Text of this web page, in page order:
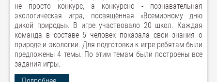
не просто конкурс, а конкурсно - познавательная
экологическая игра, посвящённая «Всемирному дню
дикой природы». В игре участвовало 20 школ. Каждая
команда в составе 5 человек показала свои знания о
природе и экологии. Для подготовки к игре ребятам были
предложены 4 темы. По этим темам были построены все
задания игры.